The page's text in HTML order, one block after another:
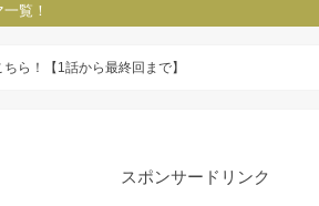
覧！
ら！【1話から最終回まで】
スポンサードリンク